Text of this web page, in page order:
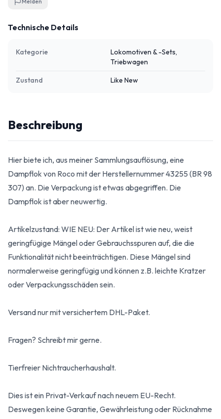
Technische Details
Kategorie
Lokomotiven & -Sets,
Triebwagen
Zustand Like New
Beschreibung
Hier biete ich, aus meiner Sammlungsauflösung, eine
Dampflok von Roco mit der Herstellernummer 43255 (BR 98
307) an. Die Verpackung ist etwas abgegriffen. Die
Dampflok ist aber neuwertig.
Artikelzustand: WIE NEU: Der Artikel ist wie neu, weist
geringfügige Mängel oder Gebrauchsspuren auf, die die
Funktionalität nicht beeinträchtigen. Diese Mängel sind
normalerweise geringfügig und können z.B. leichte Kratzer
oder Verpackungsschäden sein.
Versand nur mit versichertem DHL-Paket.
Fragen? Schreibt mir gerne.
Tierfreier Nichtraucherhaushalt.
Dies ist ein Privat-Verkauf nach neuem EU-Recht.
Deswegen keine Garantie, Gewährleistung oder Rücknahme